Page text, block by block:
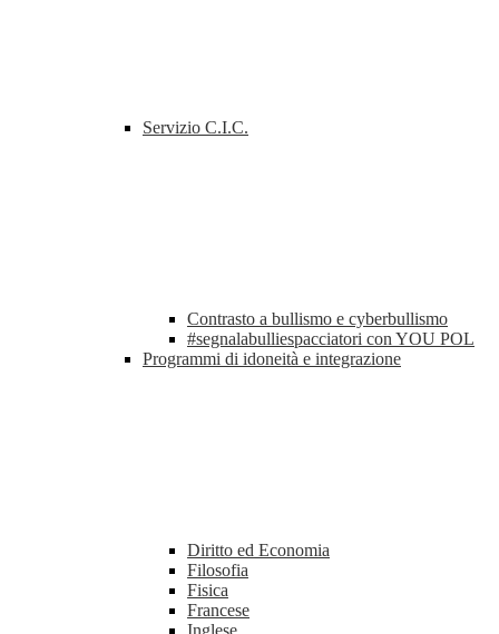
Servizio C.I.C.
Contrasto a bullismo e cyberbullismo
#segnalabulliespacciatori con YOU POL
Programmi di idoneità e integrazione
Diritto ed Economia
Filosofia
Fisica
Francese